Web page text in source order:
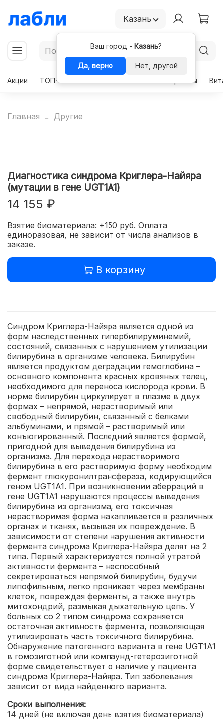
Казань
Ваш город - Казань?
Да, верно
Нет, другой
Акции
ТОП-50 Гормоны
Главная Другие
Диагностика синдрома Криглера-Найяра
(мутации в гене UGT1A1)
14 155 ₽
Взятие биоматериала: +150 руб. Оплата
единоразовая, не зависит от числа анализов в
заказе.
В корзину
Синдром Криглера-Найяра является одной из
форм наследственных гипербилируминемий,
состояний, связанных с нарушением утилизации
билирубина в организме человека. Билирубин
является продуктом деградации гемоглобина –
основного компонента красных кровяных телец,
необходимого для переноса кислорода крови. В
норме билирубин циркулирует в плазме в двух
формах – непрямой, нерастворимый или
свободный билирубин, связанный с белками
альбуминами, и прямой – растворимый или
конъюгированный. Последний является формой,
пригодной для выведения билирубина из
организма. Для перехода нерастворимого
билирубина в его растворимую форму необходим
фермент глюкуронилтрансфераза, кодирующийся
геном UGT1A1. При возникновении аберраций в
гене UGT1A1 нарушаются процессы выведения
билирубина из организма, его токсичная
нерастворимая форма накапливается в различных
органах и тканях, вызывая их повреждение. В
зависимости от степени нарушения активности
фермента синдрома Криглера-Найяра делят на 2
типа. Первый характеризуется полной утратой
активности фермента – неспособный
секретироваться непрямой билирубин, будучи
липофильным, легко проникает через мембраны
клеток, повреждая ферменты, а также внутрь
митохондрий, размыкая дыхательную цепь. У
больных со 2 типом синдрома сохраняется
остаточная активность фермента, позволяющая
утилизировать часть токсичного билирубина.
Обнаружение патогенного варианта в гене UGT1A1
в гомозиготной или компаунд-гетерозиготной
форме свидетельствует о наличие у пациента
синдрома Криглера-Найяра. Тип заболевания
зависит от вида найденного варианта.
Сроки выполнения:
14 дней (не включая день взятия биоматериала)